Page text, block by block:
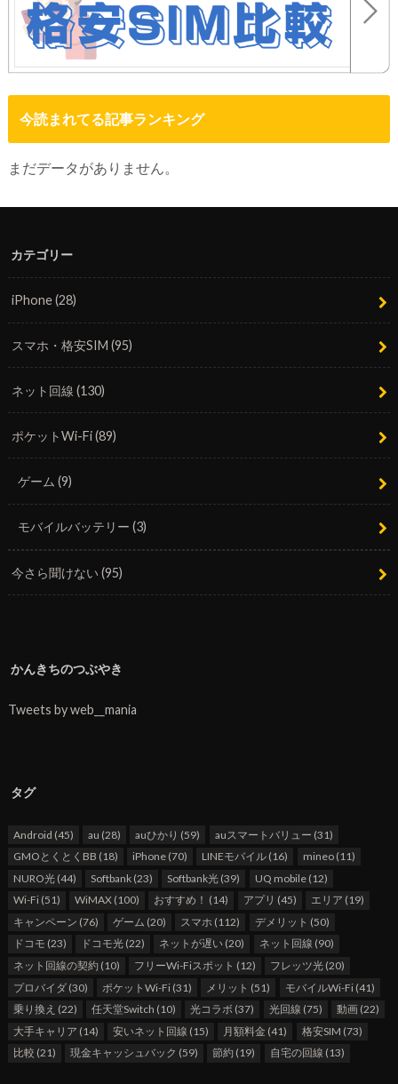
今読まれてる記事ランキング
まだデータがありません。
カテゴリー
iPhone(28)
スマホ・格安SIM(95)
ネット回線(130)
ポケットWi-Fi(89)
ゲーム(9)
モバイルバッテリー(3)
今さら聞けない(95)
かんきちのつぶやき
Tweets by web__mania
タグ
Android (45) au (28) auひかり (59) auスマートバリュー (31)
GMOとくとくBB (18) iPhone (70) LINEモバイル (16) mineo(11)
NURO光(44) Softbank (23) Softbank光 (39) UQ mobile(12)
Wi-Fi(51) WiMAX (100) おすすめ！ (14) アプリ (45) エリア (19)
キャンペーン (76) ゲーム (20) スマホ (112) デメリット (50)
ドコモ (23) ドコモ光 (22) ネットが遅い (20) ネット回線 (90)
ネット回線の契約 (10) フリーWi-Fiスポット (12) フレッツ光 (20)
プロバイダ(30) ポケットWi-Fi (31) メリット (51) モバイルWi-Fi(41)
乗り換え (22) 任天堂Switch (10) 光コラボ (37) 光回線 (75) 動画(22)
大手キャリア (14) 安いネット回線 (15) 月額料金 (41) 格安SIM (73)
比較 (21) 現金キャッシュバック (59) 節約 (19) 自宅の回線 (13)